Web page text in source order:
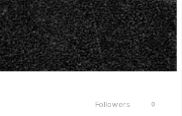
Followers 0